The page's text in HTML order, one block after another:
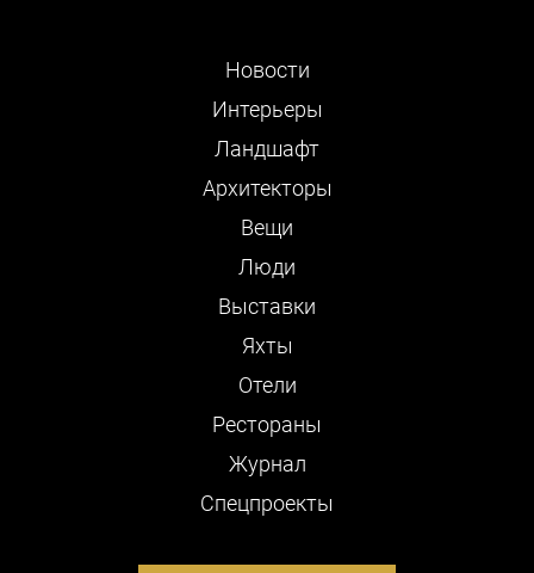
Новости
Интерьеры
Ландшафт
Архитекторы
Вещи
Люди
Выставки
Яхты
Отели
Рестораны
Журнал
Cпецпроекты